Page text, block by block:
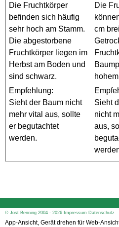
Die Fruchtkörper
befinden sich häufig
sehr hoch am Stamm.
Die abgestorbene
Fruchtkörper liegen im
Herbst am Boden und
sind schwarz.
Empfehlung:
Sieht der Baum nicht
mehr vital aus, sollte
er begutachtet
werden.
Die
cm
Sieht
nicht
aus,
© Jost Benning 2004 - 2026 Impressum Datenschutz
App-Ansicht, Gerät drehen für Web-